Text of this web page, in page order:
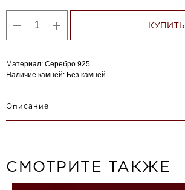
КУПИТЬ
Материал: Серебро 925
Наличие камней: Без камней
Описание
СМОТРИТЕ ТАКЖЕ